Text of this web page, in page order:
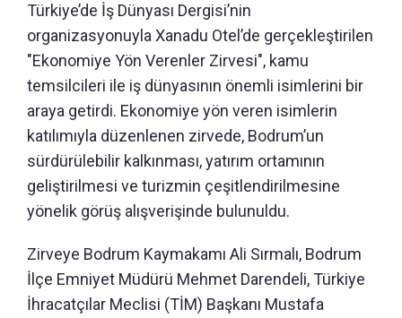
Türkiye’de İş Dünyası Dergisi’nin
organizasyonuyla Xanadu Otel’de gerçekleştirilen
"Ekonomiye Yön Verenler Zirvesi", kamu
temsilcileri ile iş dünyasının önemli isimlerini bir
araya getirdi. Ekonomiye yön veren isimlerin
katılımıyla düzenlenen zirvede, Bodrum’un
sürdürülebilir kalkınması, yatırım ortamının
geliştirilmesi ve turizmin çeşitlendirilmesine
yönelik görüş alışverişinde bulunuldu.
Zirveye Bodrum Kaymakamı Ali Sırmalı, Bodrum
İlçe Emniyet Müdürü Mehmet Darendeli, Türkiye
İhracatçılar Meclisi (TİM) Başkanı Mustafa